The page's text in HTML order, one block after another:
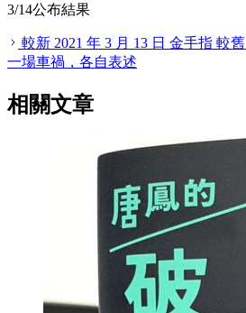
3/14公布結果
較新 2021 年 3 月 13 日 金手指 較舊
一場車禍，各自表述
相關文章